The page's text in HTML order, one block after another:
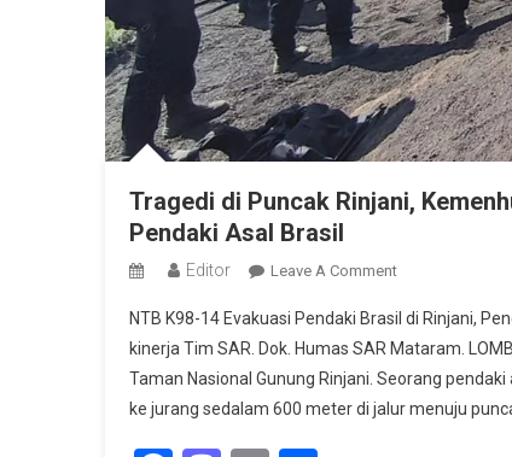
Tragedi di Puncak Rinjani,
Pendaki Asal Brasil
Editor Leave A CommentOn
Di
Puncak
Rinjani,
Kemenhut
NTB K98-14 Evakuasi Pendaki Brasil di Rinjani,
kinerja Tim SAR. Dok. Humas SAR Mataram.
Taman Nasional Gunung Rinjani. Seorang
ke jurang sedalam 600 meter di jalur menuju